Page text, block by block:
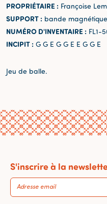
PROPRIÉTAIRE : Françoise
SUPPORT : bande magnétique
NUMÉRO D'INVENTAIRE : FL1-
INCIPIT : G G E G G E E G G E
Jeu de balle.
S'inscrire à la